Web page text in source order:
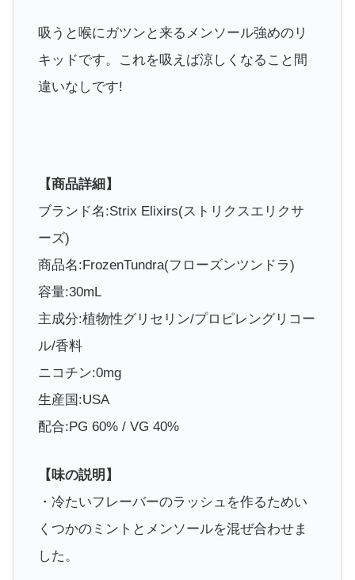
吸うと喉にガツンと来るメンソール強めのリ
キッドです。これを吸えば涼しくなること間
違いなしです!
【商品詳細】
ブランド名:Strix Elixirs(ストリクスエリクサ
ーズ)
商品名:FrozenTundra(フローズンツンドラ)
容量:30mL
主成分:植物性グリセリン/プロピレングリコー
ル/香料
ニコチン:0mg
生産国:USA
配合:PG 60% / VG 40%
【味の説明】
・冷たいフレーバーのラッシュを作るためい
くつかのミントとメンソールを混ぜ合わせま
した。